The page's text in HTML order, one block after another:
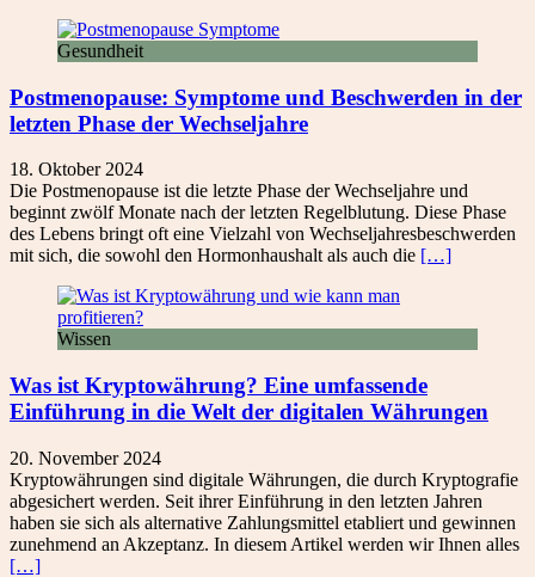
Gesundheit
Postmenopause: Symptome und Beschwerden in der
letzten Phase der Wechseljahre
18. Oktober 2024
Die Postmenopause ist die letzte Phase der Wechseljahre und
beginnt zwölf Monate nach der letzten Regelblutung. Diese Phase
des Lebens bringt oft eine Vielzahl von Wechseljahresbeschwerden
mit sich, die sowohl den Hormonhaushalt als auch die […]
Wissen
Was ist Kryptowährung? Eine umfassende
Einführung in die Welt der digitalen Währungen
20. November 2024
Kryptowährungen sind digitale Währungen, die durch Kryptografie
abgesichert werden. Seit ihrer Einführung in den letzten Jahren
haben sie sich als alternative Zahlungsmittel etabliert und gewinnen
zunehmend an Akzeptanz. In diesem Artikel werden wir Ihnen alles
[…]